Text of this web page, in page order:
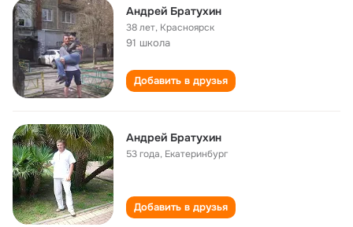
Андрей Братухин
38 лет, Красноярск
91 школа
Добавить в друзья
Андрей Братухин
53 года, Екатеринбург
Добавить в друзья